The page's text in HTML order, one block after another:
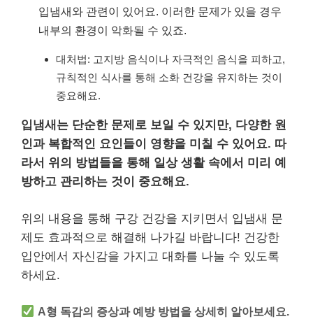
입냄새와 관련이 있어요. 이러한 문제가 있을 경우
내부의 환경이 악화될 수 있죠.
대처법: 고지방 음식이나 자극적인 음식을 피하고,
규칙적인 식사를 통해 소화 건강을 유지하는 것이
중요해요.
입냄새는 단순한 문제로 보일 수 있지만, 다양한 원
인과 복합적인 요인들이 영향을 미칠 수 있어요. 따
라서 위의 방법들을 통해 일상 생활 속에서 미리 예
방하고 관리하는 것이 중요해요.
위의 내용을 통해 구강 건강을 지키면서 입냄새 문
제도 효과적으로 해결해 나가길 바랍니다! 건강한
입안에서 자신감을 가지고 대화를 나눌 수 있도록
하세요.
A형 독감의 증상과 예방 방법을 상세히 알아보세요.